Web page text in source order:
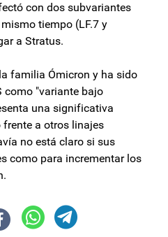
con dos subvariantes
tiempo (LF.7 y
a Stratus.
familia Ómicron y ha sido
como "variante bajo
una significativa
a otros linajes
no está claro si sus
como para incrementar los